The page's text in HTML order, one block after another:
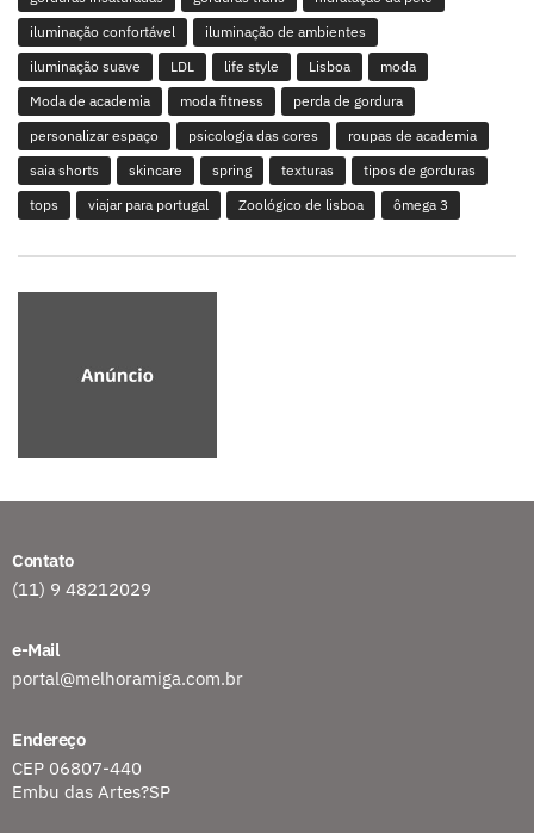
iluminação confortável
iluminação de ambientes
iluminação suave
LDL life style Lisboa
moda
Moda de academia
moda fitness
perda de gordura
personalizar espaço
psicologia das cores
roupas de academia
saia shorts
skincare spring texturas
tipos de gorduras
tops
viajar para portugal Zoológico de lisboa ômega 3
Contato
(11) 9 48212029
e-Mail
portal@melhoramiga.com.br
Endereço
CEP 06807-440
Embu das Artes?SP